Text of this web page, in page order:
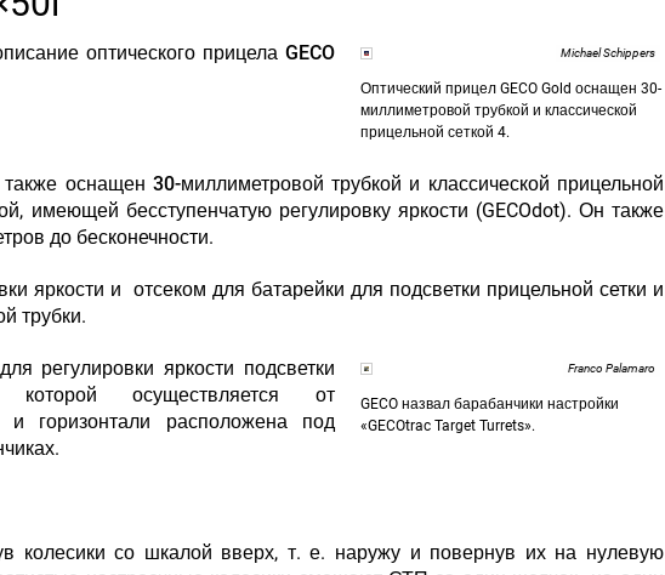
Michael Schippers
Оптический прицел GECO Gold оснащен 30-
миллиметровой трубкой и классической
прицельной сеткой 4.
оптического прицела GECO
оснащен 30-миллиметровой трубкой и классической прицельной
имеющей бесступенчатую регулировку яркости (GECOdot). Он также
до бесконечности.
яркости и отсеком для батарейки для подсветки прицельной сетки и
трубки.
Franco Palamaro
GECO назвал барабанчики настройки
«GECOtrac Target Turrets».
регулировки яркости подсветки
осуществляется от
и горизонтали расположена под
колесики со шкалой вверх, т. е. наружу и повернув их на нулевую